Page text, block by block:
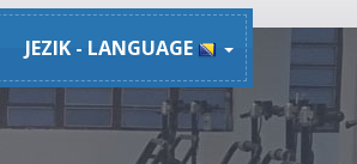
JEZIK - LANGUAGE